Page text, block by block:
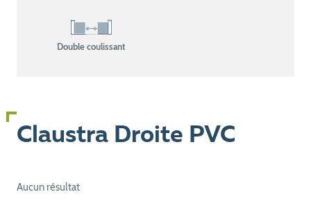
Double coulissant
Claustra Droite PVC
Aucun résultat